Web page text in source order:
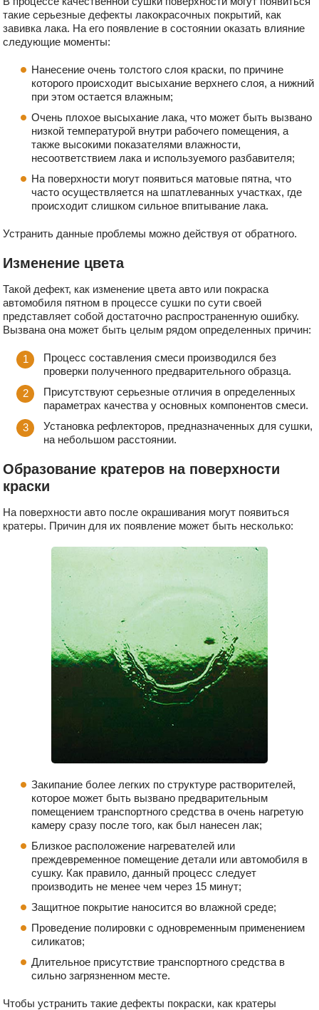
такие серьезные дефекты лакокрасочных покрытий, как
завивка лака. На его появление в состоянии оказать влияние
следующие моменты:
Нанесение очень толстого слоя краски, по причине
которого происходит высыхание верхнего слоя, а нижний
при этом остается влажным;
Очень плохое высыхание лака, что может быть вызвано
низкой температурой внутри рабочего помещения, а
также высокими показателями влажности,
несоответствием лака и используемого разбавителя;
На поверхности могут появиться матовые пятна, что
часто осуществляется на шпатлеванных участках, где
происходит слишком сильное впитывание лака.
Устранить данные проблемы можно действуя от обратного.
Изменение цвета
Такой дефект, как изменение цвета авто или покраска
автомобиля пятном в процессе сушки по сути своей
представляет собой достаточно распространенную ошибку.
Вызвана она может быть целым рядом определенных причин:
Процесс составления смеси производился без
проверки полученного предварительного образца.
Присутствуют серьезные отличия в определенных
параметрах качества у основных компонентов смеси.
Установка рефлекторов, предназначенных для сушки,
на небольшом расстоянии.
Образование кратеров на поверхности
краски
На поверхности авто после окрашивания могут появиться
кратеры. Причин для их появление может быть несколько:
Закипание более легких по структуре растворителей,
которое может быть вызвано предварительным
помещением транспортного средства в очень нагретую
камеру сразу после того, как был нанесен лак;
Близкое расположение нагревателей или
преждевременное помещение детали или автомобиля в
сушку. Как правило, данный процесс следует
производить не менее чем через 15 минут;
Защитное покрытие наносится во влажной среде;
Проведение полировки с одновременным применением
силикатов;
Длительное присутствие транспортного средства в
сильно загрязненном месте.
Чтобы устранить такие дефекты покраски, как кратеры